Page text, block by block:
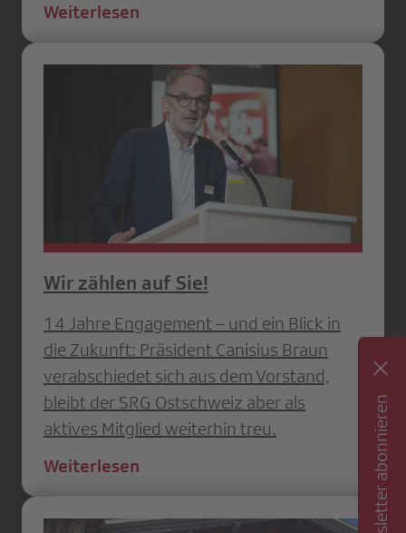
Weiterlesen
Wir zählen auf Sie!
14 Jahre Engagement – und ein Blick in
die Zukunft: Präsident Canisius Braun
verabschiedet sich aus dem Vorstand,
bleibt der SRG Ostschweiz aber als
aktives Mitglied weiterhin treu.
Weiterlesen
Newsletter abonnieren